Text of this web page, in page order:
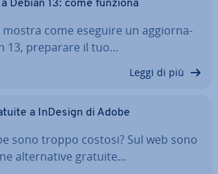
Debian 13: come funziona
mostra come eseguire un ag­gior­na­
13, preparare il tuo…
Leggi di più
a InDesign di Adobe
sono troppo costosi? Sul web sono
al­ter­na­ti­ve gratuite…